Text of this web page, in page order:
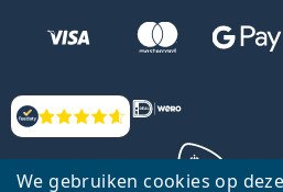
We gebruiken cookies op
Beoordelingen